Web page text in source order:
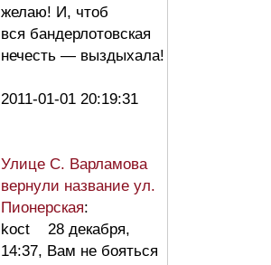
желаю! И, чтоб
вся бандерлотовская
нечесть — выздыхала!
2011-01-01 20:19:31
Улице С. Варламова
вернули название ул.
Пионерская:
koct 28 декабря,
14:37, Вам не бояться